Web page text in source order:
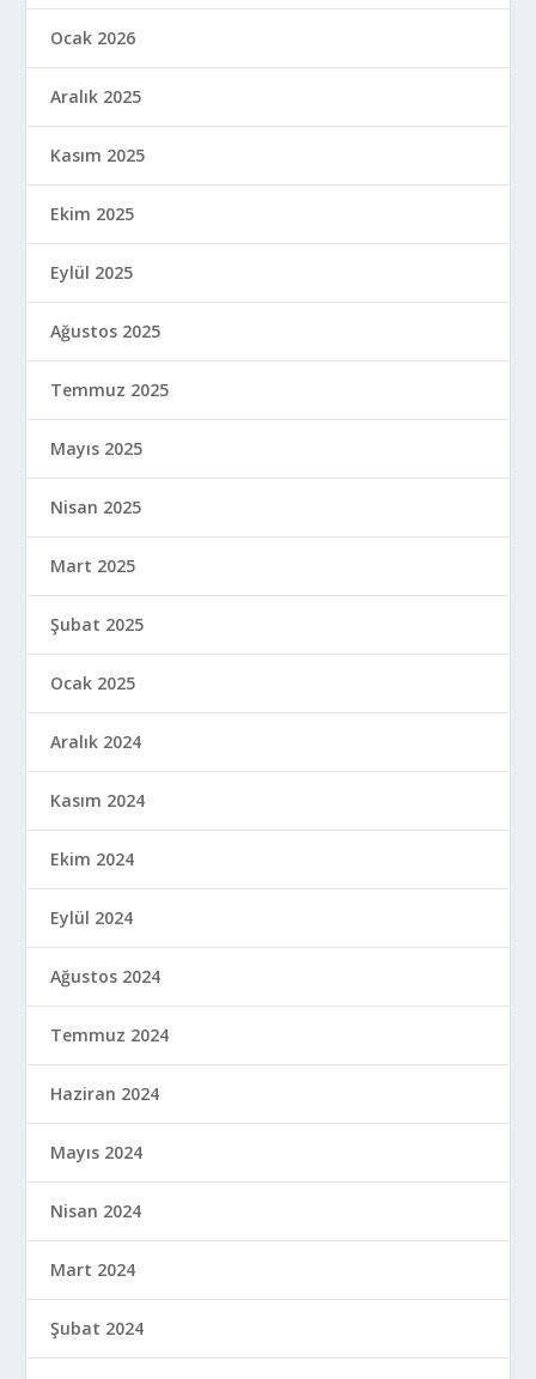
Ocak 2026
Aralık 2025
Kasım 2025
Ekim 2025
Eylül 2025
Ağustos 2025
Temmuz 2025
Mayıs 2025
Nisan 2025
Mart 2025
Şubat 2025
Ocak 2025
Aralık 2024
Kasım 2024
Ekim 2024
Eylül 2024
Ağustos 2024
Temmuz 2024
Haziran 2024
Mayıs 2024
Nisan 2024
Mart 2024
Şubat 2024